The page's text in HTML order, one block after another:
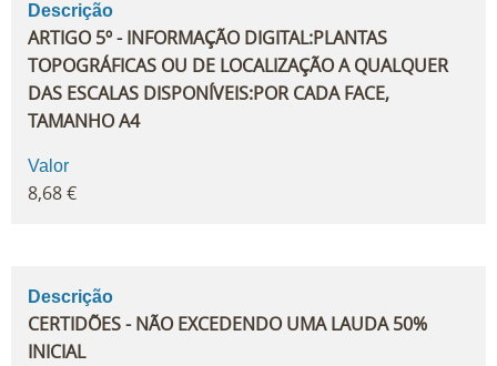
Descrição
ARTIGO 5º - INFORMAÇÃO DIGITAL:PLANTAS
TOPOGRÁFICAS OU DE LOCALIZAÇÃO A QUALQUER
DAS ESCALAS DISPONÍVEIS:POR CADA FACE,
TAMANHO A4
Valor
8,68 €
Descrição
CERTIDÕES - NÃO EXCEDENDO UMA LAUDA 50%
INICIAL